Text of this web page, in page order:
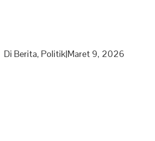
Di Berita, Politik|Maret 9, 2026